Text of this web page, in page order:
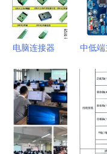
务，也是一
种增益型生
态！
价格,
电脑
深圳
通达
电脑连接器
连接你的数
字未来 ✦多
图预览✦◈
厂家直销✦
中低端
2025
价比
荐与
南